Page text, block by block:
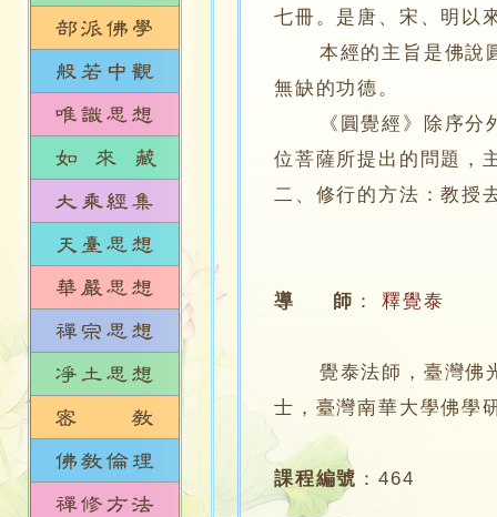
七冊。是唐、宋、明以
本經的主旨是佛說圓
無缺的功德。
《圓覺經》除序分外
位菩薩所提出的問題，
二、修行的方法：教授
導 師 ： 釋覺泰
覺泰法師，臺灣佛光
士，臺灣南華大學佛學
課程編號 ：464